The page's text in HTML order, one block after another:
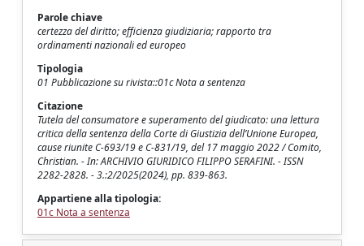
Parole chiave
certezza del diritto; efficienza giudiziaria; rapporto tra
ordinamenti nazionali ed europeo
Tipologia
01 Pubblicazione su rivista::01c Nota a sentenza
Citazione
Tutela del consumatore e superamento del giudicato: una lettura
critica della sentenza della Corte di Giustizia dell’Unione Europea,
cause riunite C‑693/19 e C‑831/19, del 17 maggio 2022 / Comito,
Christian. - In: ARCHIVIO GIURIDICO FILIPPO SERAFINI. - ISSN
2282-2828. - 3.:2/2025(2024), pp. 839-863.
Appartiene alla tipologia:
01c Nota a sentenza